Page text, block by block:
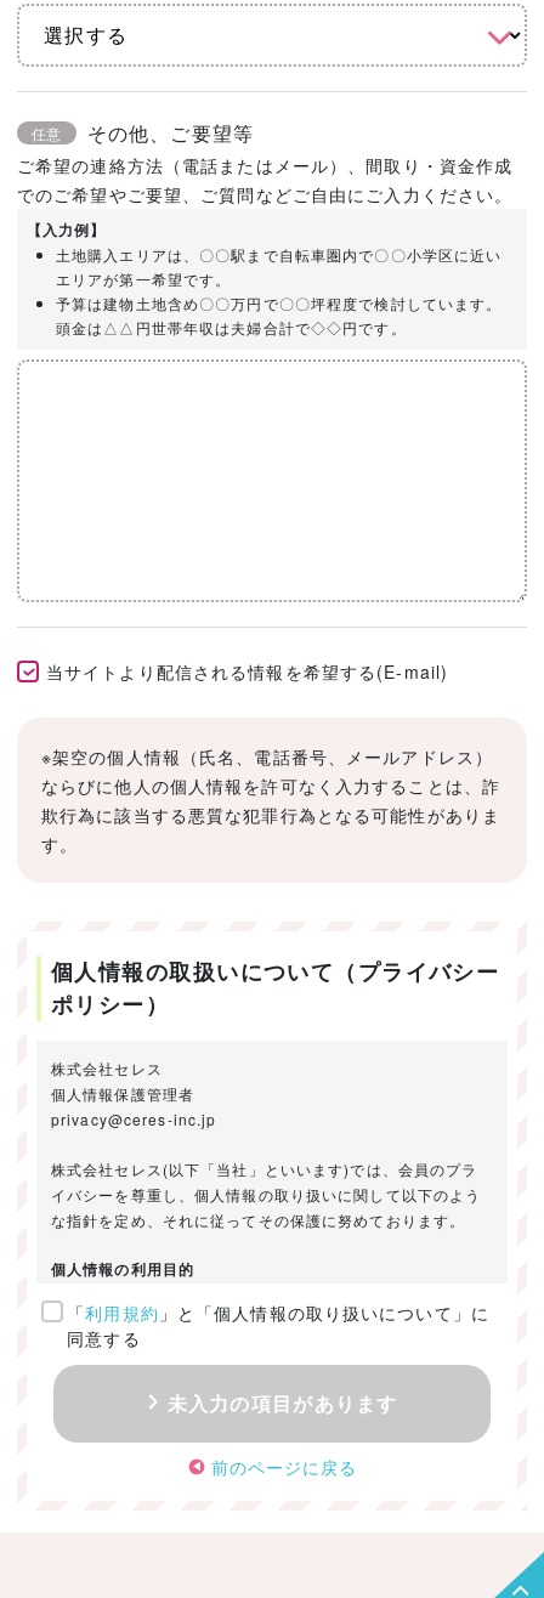
任意 その他、ご要望等
ご希望の連絡方法（電話またはメール）、間取り・資金作成
でのご希望やご要望、ご質問などご自由にご入力ください。
【入力例】
土地購入エリアは、〇〇駅まで自転車圏内で〇〇小学区に近い
エリアが第一希望です。
予算は建物土地含め〇〇万円で〇〇坪程度で検討しています。
頭金は△△円世帯年収は夫婦合計で◇◇円です。
当サイトより配信される情報を希望する(E-mail)
※架空の個人情報（氏名、電話番号、メールアドレス）
ならびに他人の個人情報を許可なく入力することは、詐
欺行為に該当する悪質な犯罪行為となる可能性がありま
す。
個人情報の取扱いについて（プライバシー
ポリシー）
株式会社セレス
個人情報保護管理者
privacy@ceres-inc.jp
株式会社セレス(以下「当社」といいます)では、会員のプラ
イバシーを尊重し、個人情報の取り扱いに関して以下のよう
な指針を定め、それに従ってその保護に努めております。
個人情報の利用目的
ご提供いただきました個人情報は、以下のためにのみ利用い
たします。
・お問い合わせに対する回答及び資料送付のご連絡
・当社のお客様向けサービスの提供
・本人確認
・サービスの開発・改善のための分析
「利用規約 」と「個人情報の取り扱いについて」に
同意する
未入力の項目があります
前のページに戻る